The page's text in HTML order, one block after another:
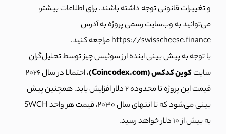
و تغییرات قانونی توجه داشته باشند. برای اطلاعات بیشتر،
می‌توانید به وب‌سایت رسمی پروژه به آدرس
https://swisscheese.finance مراجعه کنید.
با توجه به پیش بینی اینده ارز سوئیس چیز توسط تحلیل‌گران
سایتکوین کدکس (Coincodex.com)
، احتمالا در سال ۲۰۲۶
قیمت این پروژه تا محدوده 2 دلار افزایش یابد. همچنین پیش
بینی می‌شود که تا انتهای سال 2030، قیمت هر واحد SWCH
به بیش از 10 دلار خواهد رسید.